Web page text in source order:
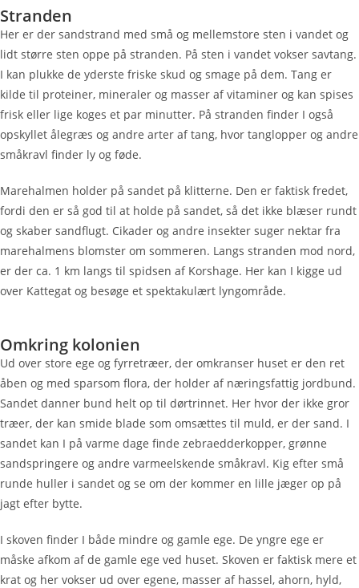
Stranden
Her er der sandstrand med små og mellemstore sten i vandet og
lidt større sten oppe på stranden. På sten i vandet vokser savtang.
I kan plukke de yderste friske skud og smage på dem. Tang er
kilde til proteiner, mineraler og masser af vitaminer og kan spises
frisk eller lige koges et par minutter. På stranden finder I også
opskyllet ålegræs og andre arter af tang, hvor tanglopper og andre
småkravl finder ly og føde.
Marehalmen holder på sandet på klitterne. Den er faktisk fredet,
fordi den er så god til at holde på sandet, så det ikke blæser rundt
og skaber sandflugt. Cikader og andre insekter suger nektar fra
marehalmens blomster om sommeren. Langs stranden mod nord,
er der ca. 1 km langs til spidsen af Korshage. Her kan I kigge ud
over Kattegat og besøge et spektakulært lyngområde.
Omkring kolonien
Ud over store ege og fyrretræer, der omkranser huset er den ret
åben og med sparsom flora, der holder af næringsfattig jordbund.
Sandet danner bund helt op til dørtrinnet. Her hvor der ikke gror
træer, der kan smide blade som omsættes til muld, er der sand. I
sandet kan I på varme dage finde zebraedderkopper, grønne
sandspringere og andre varmeelskende småkravl. Kig efter små
runde huller i sandet og se om der kommer en lille jæger op på
jagt efter bytte.
I skoven finder I både mindre og gamle ege. De yngre ege er
måske afkom af de gamle ege ved huset. Skoven er faktisk mere et
krat og her vokser ud over egene, masser af hassel, ahorn, hyld,